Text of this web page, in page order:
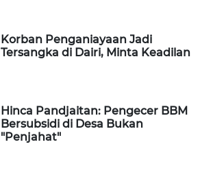
Korban Penganiayaan Jadi
Tersangka di Dairi, Minta Keadilan
Hinca Pandjaitan: Pengecer BBM
Bersubsidi di Desa Bukan
"Penjahat"